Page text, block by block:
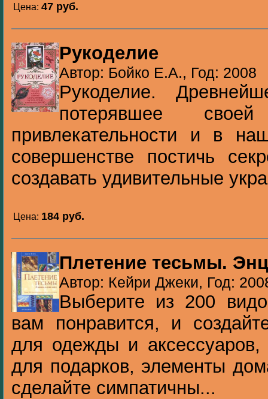
Цена: 47 pуб.
Рукоделие
Автор: Бойко Е.А., Год: 2008
Рукоделие.
потерявшее
привлекательности и в
совершенстве постичь
создавать удивительные
Цена: 184 pуб.
Плетение тесьмы.
Автор: Кейри Джеки, Год:
Выберите из 200
вам понравится, и
для одежды и аксессуаров,
для подарков, элементы
сделайте симпатичны...